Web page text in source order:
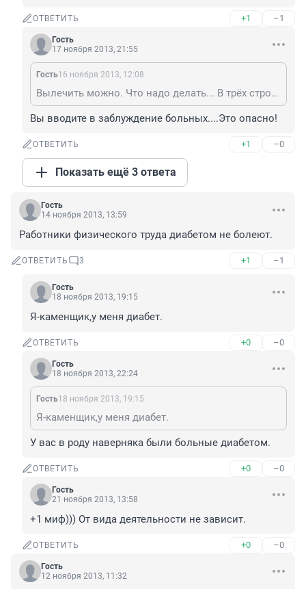
ОТВЕТИТЬ +1 –1
Гость
17 ноября 2013, 21:55
Гость16 ноября 2013, 12:08
Вылечить можно. Что надо делать... В трёх строках сложно описАть. Есть современные иммунноМОДУЛЯТОРЫ (не путать со стимуляторами), которые отлично избавляют от аутоиммунных заболеваний (т.е. когда организм сам себе проблемы создаёт). Практики восточные по работе с энергией, которая есть в человеке, работа с сознанием. Естественно, корректирование питания тоже должно быть. Такими методами даже от онкологии можно отбиться, проверено неоднократно. Более того, на эти препараты есть рекомендации МЗ. Эти рекомендации, в свою очередь, были составлены по результатам 5-летних положительных испытаний в ведущих клиниках и мед.институтах страны. Нет ни одного случая осложнения или отсутствия эффекта. Но основная часть медиков по-прежнему не желает ничего знать. Никому Ваше здоровье не нужно, кроме Вас самих. Это аксиома. Странно, почему люди не хотят этого понимать. Поэтому "спасение утопающих -..." по-прежнему актуально.
Вы вводите в заблуждение больных....Это опасно!
ОТВЕТИТЬ +1 –0
Показать ещё 3 ответа
Гость
14 ноября 2013, 13:59
Работники физического труда диабетом не болеют.
ОТВЕТИТЬ 3 +1 –1
Гость
18 ноября 2013, 19:15
Я-каменщик,у меня диабет.
ОТВЕТИТЬ +0 –0
Гость
18 ноября 2013, 22:24
Гость18 ноября 2013, 19:15
Я-каменщик,у меня диабет.
У вас в роду наверняка были больные диабетом.
ОТВЕТИТЬ +0 –0
Гость
21 ноября 2013, 13:58
+1 миф))) От вида деятельности не зависит.
ОТВЕТИТЬ +0 –0
Гость
12 ноября 2013, 11:32